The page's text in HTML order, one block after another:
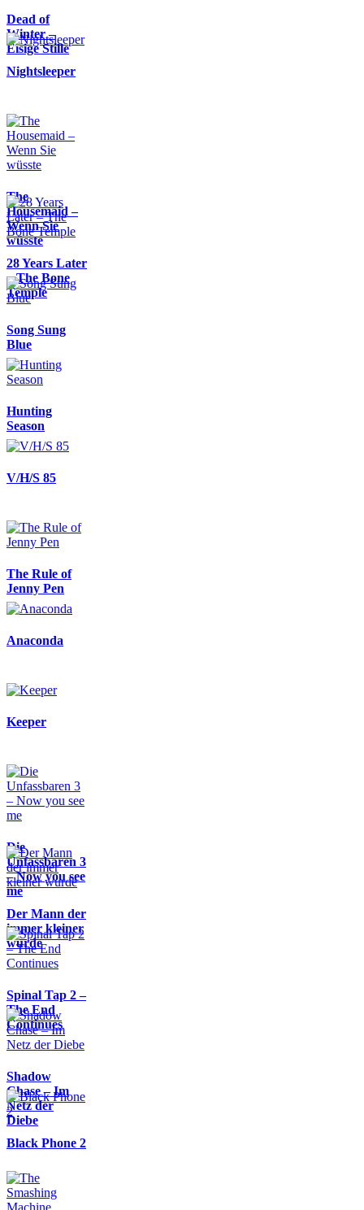
Dead of
Winter –
Eisige Stille
Nightsleeper
The
Housemaid –
Wenn Sie
wüsste
28 Years Later
– The Bone
Temple
Song Sung
Blue
Hunting
Season
V/H/S 85
The Rule of
Jenny Pen
Anaconda
Keeper
Die
Unfassbaren 3
– Now you see
me
Der Mann der
immer kleiner
wurde
Spinal Tap 2 –
The End
Continues
Shadow
Chase – Im
Netz der
Diebe
Black Phone 2